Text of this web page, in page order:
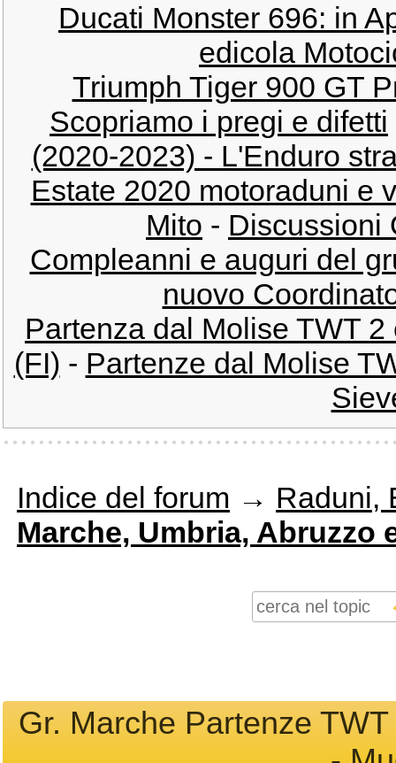
Ducati Monster 696: in
edicola
Triumph Tiger 900 GT
Scopriamo i pregi e difetti
(2020-2023) - L'Enduro
Estate 2020 motoraduni e
Mito - Discussioni
Compleanni e auguri del
nuovo
Partenza dal Molise TWT
(FI) - Partenze dal Molise
Indice del forum → Raduni,
Marche, Umbria, Abruzzo
Gr. Marche Partenze